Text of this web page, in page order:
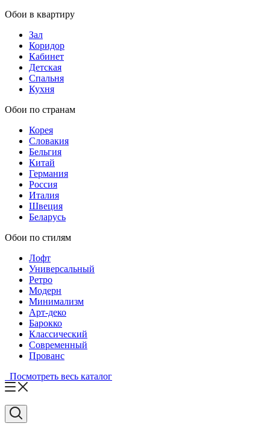
Обои в квартиру
Зал
Коридор
Кабинет
Детская
Спальня
Кухня
Обои по странам
Корея
Словакия
Бельгия
Китай
Германия
Россия
Италия
Швеция
Беларусь
Обои по стилям
Лофт
Универсальный
Ретро
Модерн
Минимализм
Арт-деко
Барокко
Классический
Современный
Прованс
Посмотреть весь каталог